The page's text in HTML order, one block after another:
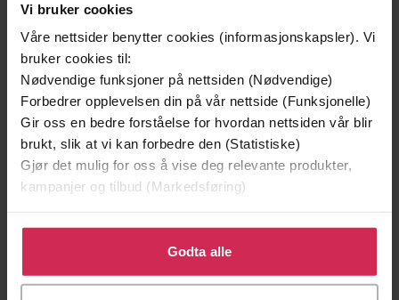
Vi bruker cookies
Våre nettsider benytter cookies (informasjonskapsler). Vi
bruker cookies til:
Nødvendige funksjoner på nettsiden (Nødvendige)
Forbedrer opplevelsen din på vår nettside (Funksjonelle)
Gir oss en bedre forståelse for hvordan nettsiden vår blir
brukt, slik at vi kan forbedre den (Statistiske)
Gjør det mulig for oss å vise deg relevante produkter,
kampanjer og tilbud (Markedsføring)
Klikk på «Godta alle» for å gi oss ditt samtykke til å
bruke cookies for alle disse formålene. Du kan også
tilpasse ditt samtykke til spesifikke formål ved å klikke
Godta alle
Andre har også kjøpt
Premium Premium